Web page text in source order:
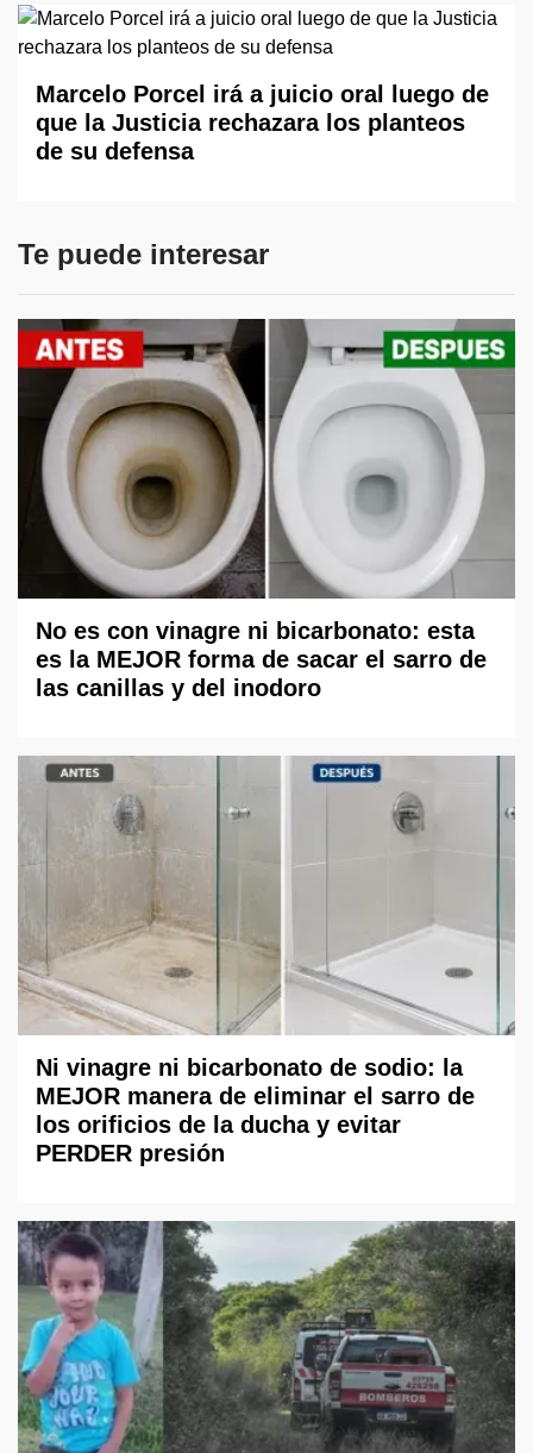
Marcelo Porcel irá a juicio oral luego de
que la Justicia rechazara los planteos
de su defensa
Te puede interesar
No es con vinagre ni bicarbonato: esta
es la MEJOR forma de sacar el sarro de
las canillas y del inodoro
Ni vinagre ni bicarbonato de sodio: la
MEJOR manera de eliminar el sarro de
los orificios de la ducha y evitar
PERDER presión